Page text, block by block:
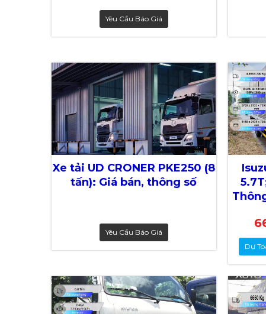
Yêu Cầu Báo Giá
Xe tải UD CRONER PKE250 (8
tấn): Giá bán, thông số
Yêu Cầu Báo Giá
Dự